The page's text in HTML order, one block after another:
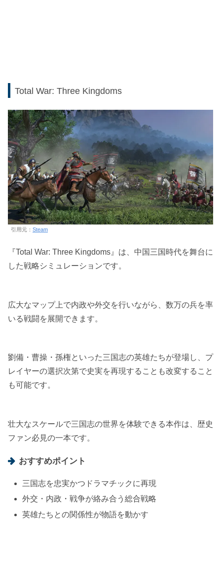
Total War: Three Kingdoms
引用元： Steam
『Total War: Three Kingdoms』は、中国三国時代を舞台に
した戦略シミュレーションです。
広大なマップ上で内政や外交を行いながら、数万の兵を率
いる戦闘を展開できます。
劉備・曹操・孫権といった三国志の英雄たちが登場し、プ
レイヤーの選択次第で史実を再現することも改変すること
も可能です。
壮大なスケールで三国志の世界を体験できる本作は、歴史
ファン必見の一本です。
おすすめポイント
三国志を忠実かつドラマチックに再現
外交・内政・戦争が絡み合う総合戦略
英雄たちとの関係性が物語を動かす